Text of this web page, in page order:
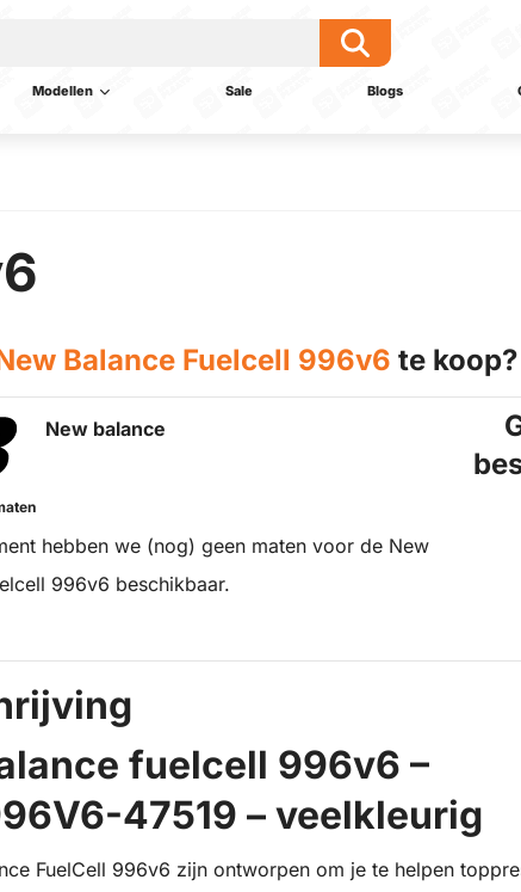
Modellen Sale Blogs
Balance Fuelcell 996v6 te koop?
New balance
hebben we (nog) geen maten voor de New
996v6 beschikbaar.
fuelcell 996v6 –
47519 – veelkleurig
FuelCell 996v6 zijn ontworpen om je te helpen